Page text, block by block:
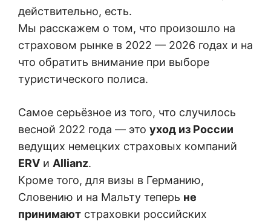
действительно, есть.
Мы расскажем о том, что произошло на
страховом рынке в 2022 — 2026 годах и на
что обратить внимание при выборе
туристического полиса.
Самое серьёзное из того, что случилось
весной 2022 года — это уход из России
ведущих немецких страховых компаний
ERV и Allianz.
Кроме того, для визы в Германию,
Словению и на Мальту теперь не
принимают страховки российских